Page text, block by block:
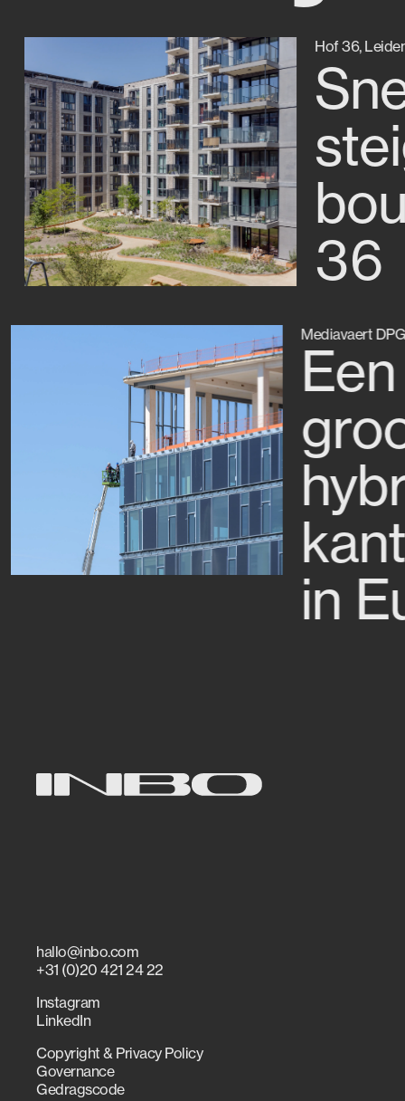
Hof 36,
36
Mediavaert
in
hallo@inbo.com
+31 (0)20 421 24 22
Instagram
LinkedIn
Copyright & Privacy Policy
Governance
Gedragscode